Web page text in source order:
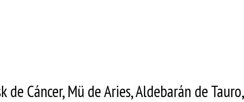
de Cáncer, Mü de Aries, Aldebarán de Tauro,